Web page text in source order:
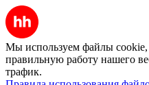
Мы используем файлы cookie,
правильную работу нашего
трафик.